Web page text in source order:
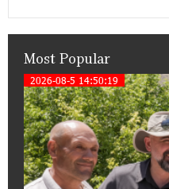
15:47:51 9-07-2026
A little corner
partnership of
17:31:55 8-07-2026
Idram is the
Conscious
Most Popular
2026-08-5 14:50:19